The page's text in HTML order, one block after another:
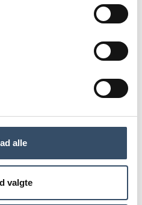
alle
valgte